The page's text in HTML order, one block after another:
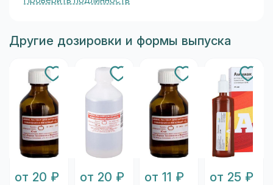
Другие дозировки и формы выпуска
от 20 ₽ от 20 ₽ от 11 ₽ от 25 ₽